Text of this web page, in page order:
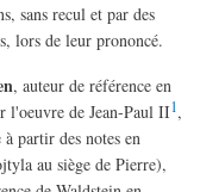
sans recul et par des
lors de leur prononcé.
, auteur de référence en
l'oeuvre de Jean-Paul II1,
à partir des notes en
au siège de Pierre),